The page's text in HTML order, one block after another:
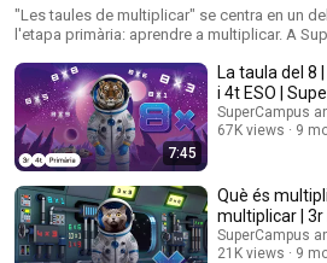
multiplicar
"Les taules de multiplicar" se centra en un
l'etapa primària: aprendre a multiplicar. A SuperCampus expliquem els
les taules de l'1 al 12 de manera didàctica i, a més,
producció del SX3 aprenem què és
fer-ho per no perdre's en l'intent. Tot això ho
entrenadors molt especials: un grup
conformen l'Agència Matemàtica Espacial i
meravellós univers de les multiplicacions.
apassionant. Comença l'aventura!
7:45
La taula del 8
i 4t ESO |
SuperCampus
67K views
9
Què és
multiplicar | 3r
SuperCampus
21K views
9